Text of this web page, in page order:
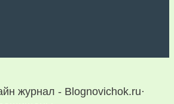
журнал - Blognovichok.ru·